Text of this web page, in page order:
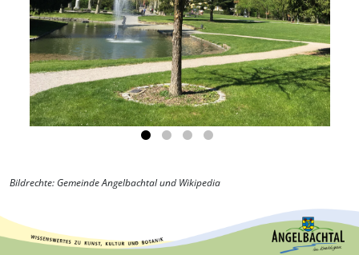
Bildrechte: Gemeinde Angelbachtal und Wikipedia